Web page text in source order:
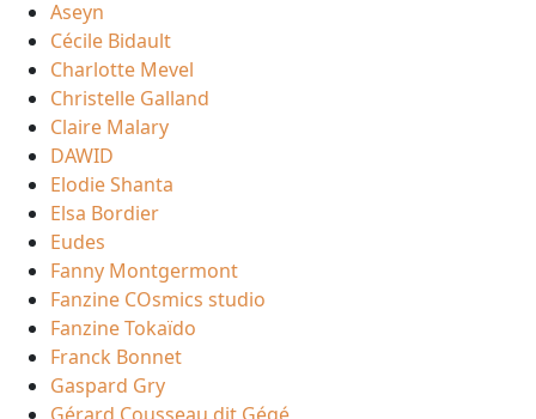
Aseyn
Cécile Bidault
Charlotte Mevel
Christelle Galland
Claire Malary
DAWID
Elodie Shanta
Elsa Bordier
Eudes
Fanny Montgermont
Fanzine COsmics studio
Fanzine Tokaïdo
Franck Bonnet
Gaspard Gry